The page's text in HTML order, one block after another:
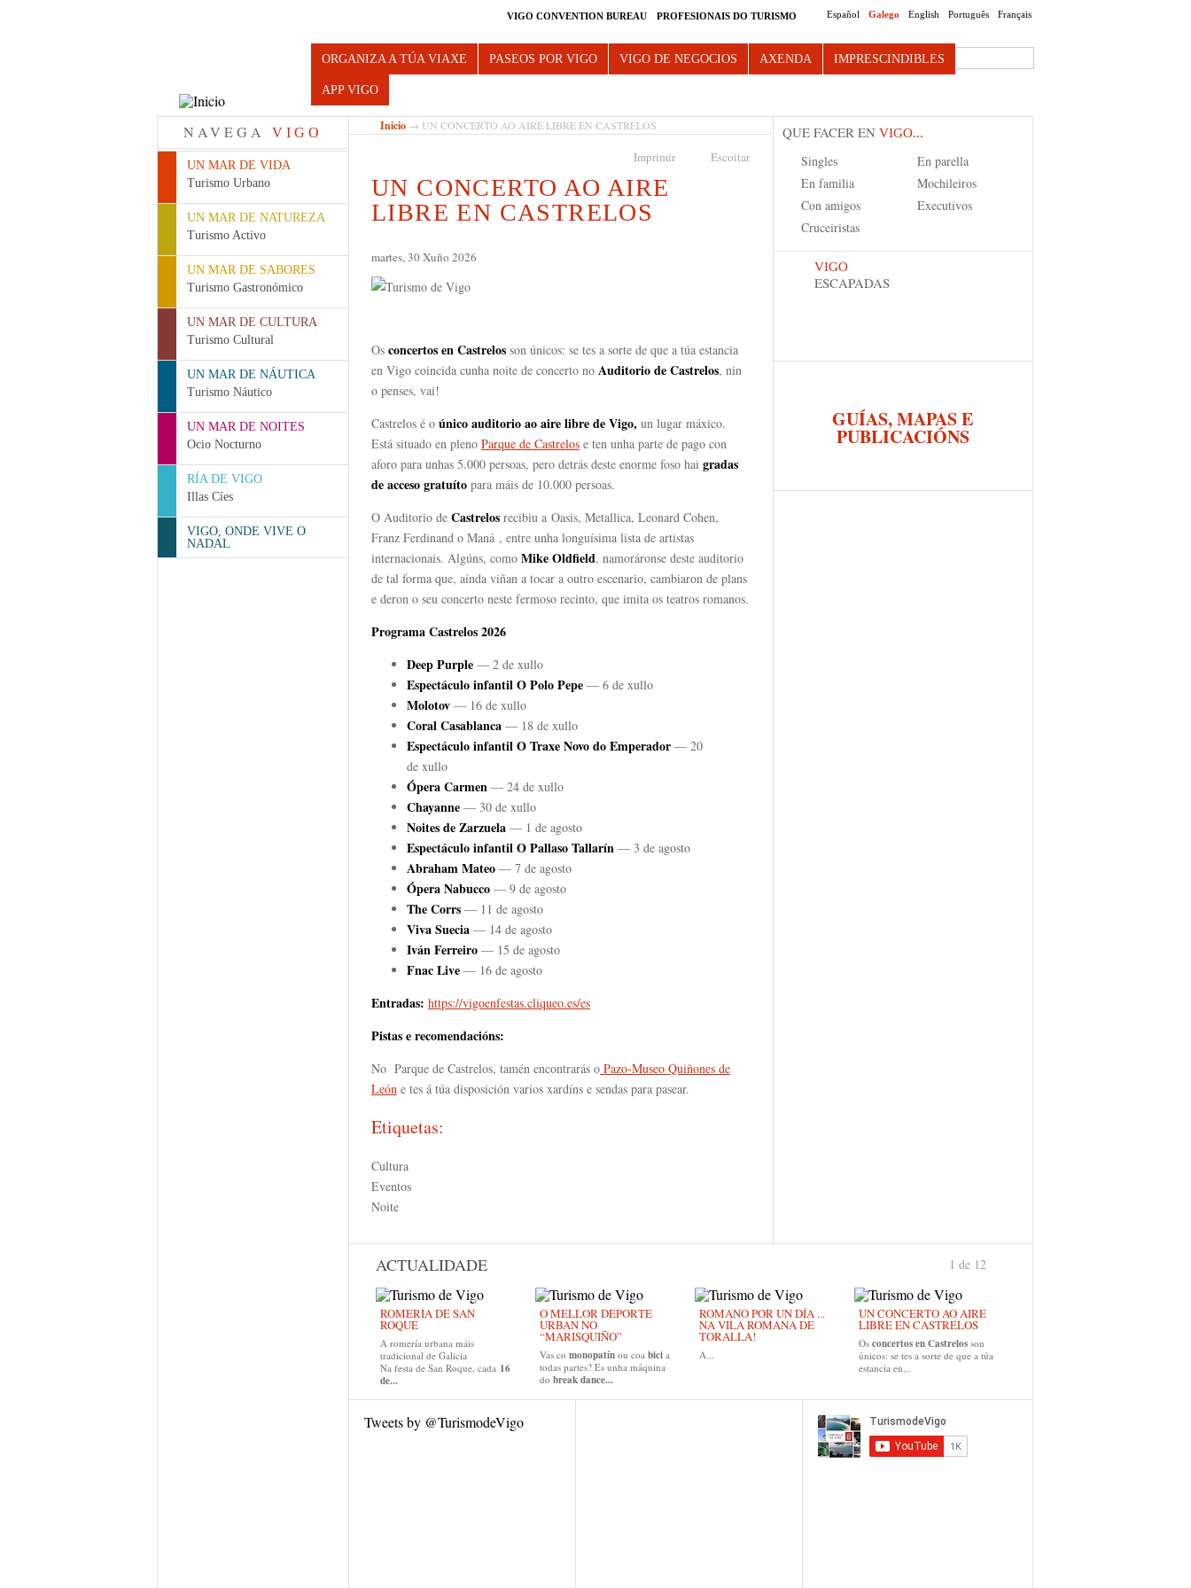
Español Galego English Português Français
VIGO CONVENTION BUREAU PROFESIONAIS DO TURISMO
Turismo de Vigo Search this site
ORGANIZA A TÚA VIAXE PASEOS POR VIGO VIGO DE NEGOCIOS AXENDA IMPRESCINDIBLES
APP VIGO
NAVEGA VIGO
UN MAR DE VIDA
Turismo Urbano
UN MAR DE NATUREZA
Turismo Activo
UN MAR DE SABORES
Turismo Gastronómico
UN MAR DE CULTURA
Turismo Cultural
UN MAR DE NÁUTICA
Turismo Náutico
UN MAR DE NOITES
Ocio Nocturno
RÍA DE VIGO
Illas Cíes
VIGO, ONDE VIVE O
NADAL
Inicio → UN CONCERTO AO AIRE LIBRE EN CASTRELOS
Imprimir Escoitar
UN CONCERTO AO AIRE
LIBRE EN CASTRELOS
martes, 30 Xuño 2026
Os concertos en Castrelos son únicos: se tes a sorte de que a túa estancia
en Vigo coincida cunha noite de concerto no Auditorio de Castrelos, nin
o penses, vai!
Castrelos é o único auditorio ao aire libre de Vigo, un lugar máxico.
Está situado en pleno Parque de Castrelos e ten unha parte de pago con
aforo para unhas 5.000 persoas, pero detrás deste enorme foso hai gradas
de acceso gratuíto para máis de 10.000 persoas.
O Auditorio de Castrelos recibiu a Oasis, Metallica, Leonard Cohen,
Franz Ferdinand o Maná , entre unha longuísima lista de artistas
internacionais. Algúns, como Mike Oldfield, namoráronse deste auditorio
de tal forma que, aínda viñan a tocar a outro escenario, cambiaron de plans
e deron o seu concerto neste fermoso recinto, que imita os teatros romanos.
Programa Castrelos 2026
Deep Purple — 2 de xullo
Espectáculo infantil O Polo Pepe — 6 de xullo
Molotov — 16 de xullo
Coral Casablanca — 18 de xullo
Espectáculo infantil O Traxe Novo do Emperador — 20
de xullo
Ópera Carmen — 24 de xullo
Chayanne — 30 de xullo
Noites de Zarzuela — 1 de agosto
Espectáculo infantil O Pallaso Tallarín — 3 de agosto
Abraham Mateo — 7 de agosto
Ópera Nabucco — 9 de agosto
The Corrs — 11 de agosto
Viva Suecia — 14 de agosto
Iván Ferreiro — 15 de agosto
Fnac Live — 16 de agosto
Entradas: https://vigoenfestas.cliqueo.es/es
Pistas e recomendacións:
No Parque de Castrelos, tamén encontrarás o Pazo-Museo Quiñones de
León e tes á túa disposición varios xardíns e sendas para pasear.
Etiquetas:
Cultura
Eventos
Noite
QUE FACER EN VIGO...
Singles
En parella
En familia
Mochileiros
Con amigos
Executivos
Cruceiristas
VIGO
ESCAPADAS
GUÍAS, MAPAS E
PUBLICACIÓNS
ACTUALIDADE
ROMERÍA DE SAN
ROQUE
A romería urbana máis
tradicional de Galicia
Na festa de San Roque, cada 16
de...
O MELLOR DEPORTE
URBAN NO
“MARISQUIÑO”
Vas co monopatín ou coa bici a
todas partes? Es unha máquina
do break dance...
ROMANO POR UN DÍA ...
NA VILA ROMANA DE
TORALLA!
A...
UN CONCERTO AO AIRE
LIBRE EN CASTRELOS
Os concertos en Castrelos son
únicos: se tes a sorte de que a túa
estancia en...
1 de 12
Tweets by @TurismodeVigo